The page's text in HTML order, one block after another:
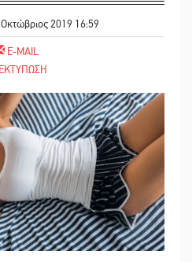
2019 16:59
E-MAIL
ΕΚΤΥΠΩΣΗ